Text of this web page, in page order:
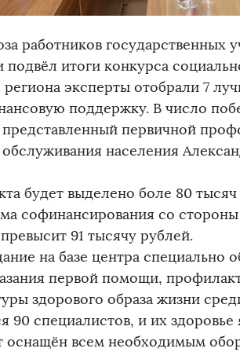
работников государственных
подвёл итоги конкурса
региона эксперты отобрали 7
поддержку. В число
представленный первичной
населения
будет выделено боле 80 тысяч
софинансирования со
91 тысячу рублей.
на базе центра специально
первой помощи,
здорового образа жизни
90 специалистов, и их
оснащён всем необходимым